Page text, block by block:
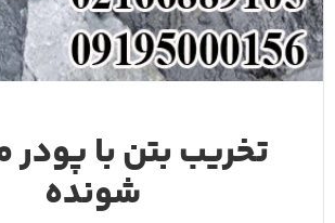
تخریب بتن با
شونده